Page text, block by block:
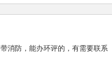
消防，能办环评的，有需要联系